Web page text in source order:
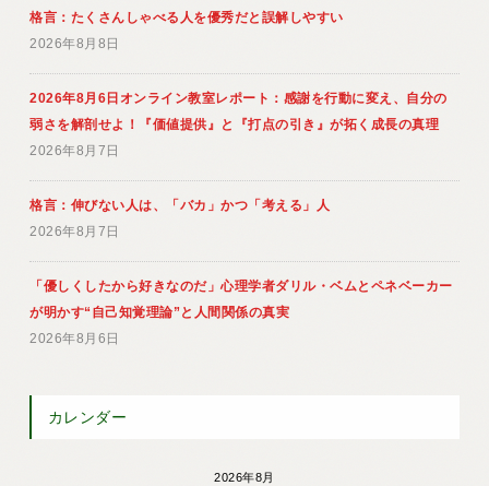
格言：たくさんしゃべる人を優秀だと誤解しやすい
2026年8月8日
2026年8月6日オンライン教室レポート：感謝を行動に変え、自分の
弱さを解剖せよ！『価値提供』と『打点の引き』が拓く成長の真理
2026年8月7日
格言：伸びない人は、「バカ」かつ「考える」人
2026年8月7日
「優しくしたから好きなのだ」心理学者ダリル・ベムとペネベーカー
が明かす“自己知覚理論”と人間関係の真実
2026年8月6日
カレンダー
2026年8月